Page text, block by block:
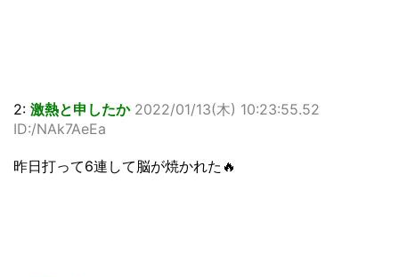
2: 激熱と申したか 2022/01/13(木) 10:23:55.52
ID:/NAk7AeEa
昨日打って6連して脳が焼かれた🔥